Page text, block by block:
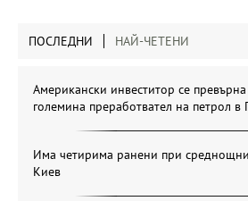
ПОСЛЕДНИ НАЙ-ЧЕТЕНИ
Американски инвеститор се
големина преработвател на петрол в
Има четирима ранени при
Киев